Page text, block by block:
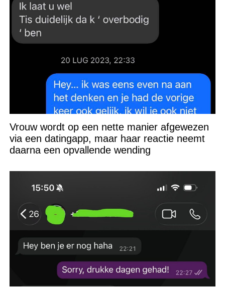
Vrouw wordt op een nette manier afgewezen
via een datingapp, maar haar reactie neemt
daarna een opvallende wending